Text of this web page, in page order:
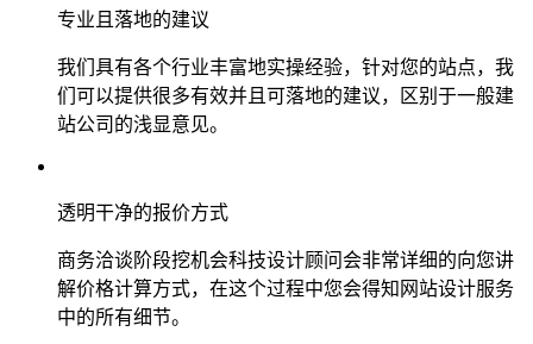
专业且落地的建议
我们具有各个行业丰富地实操经验，针对您的站点，我
们可以提供很多有效并且可落地的建议，区别于一般建
站公司的浅显意见。
透明干净的报价方式
商务洽谈阶段挖机会科技设计顾问会非常详细的向您讲
解价格计算方式，在这个过程中您会得知网站设计服务
中的所有细节。